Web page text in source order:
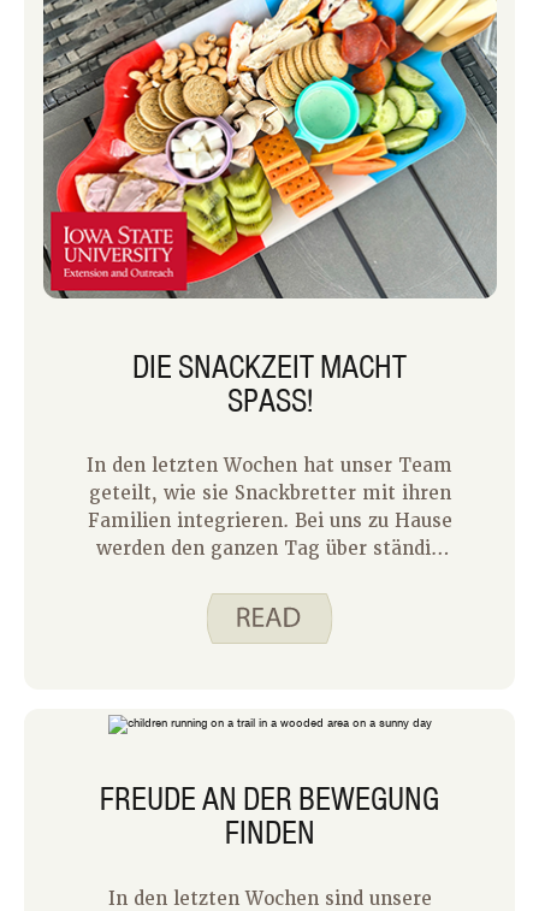
DIE SNACKZEIT MACHT
SPASS!
In den letzten Wochen hat unser Team
geteilt, wie sie Snackbretter mit ihren
Familien integrieren. Bei uns zu Hause
werden den ganzen Tag über ständig
Speisekammer geholt. Wenn meine
Erstklässlerin nach der Schule
ihren Lieblingssnacks und gesunden
FREUDE AN DER BEWEGUNG
FINDEN
In den letzten Wochen sind unsere